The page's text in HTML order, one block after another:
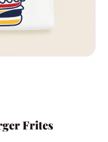
Frites